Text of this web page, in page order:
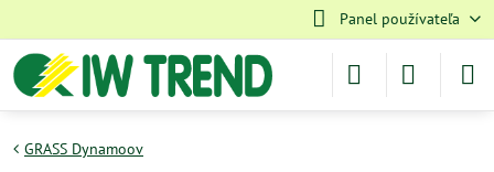
Panel používateľa
GRASS Dynamoov